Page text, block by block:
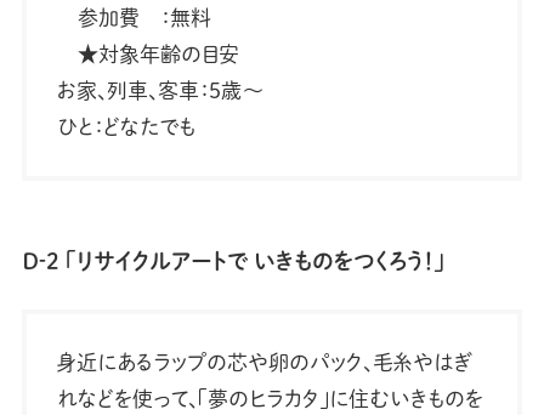
参加費 ：無料
★対象年齢の目安
お家、列車、客車：5歳～
ひと：どなたでも
Ｄ‐2 「リサイクルアートで いきものをつくろう！」
身近にあるラップの芯や卵のパック、毛糸やはぎ
れなどを使って、「夢のヒラカタ」に住むいきものを